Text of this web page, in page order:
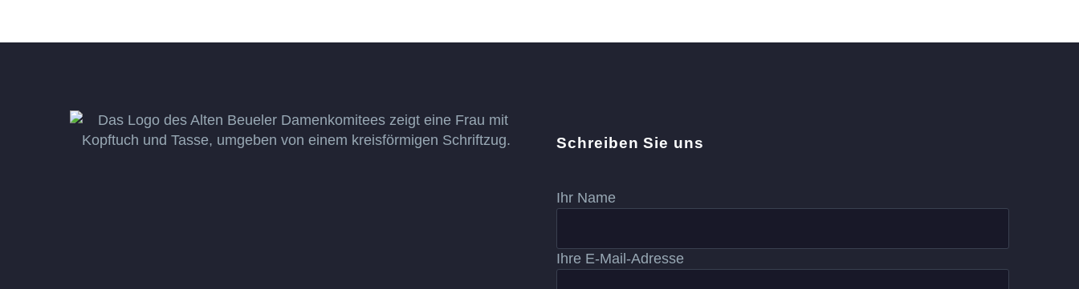
Schreiben Sie uns
Ihr Name
Ihre E-Mail-Adresse